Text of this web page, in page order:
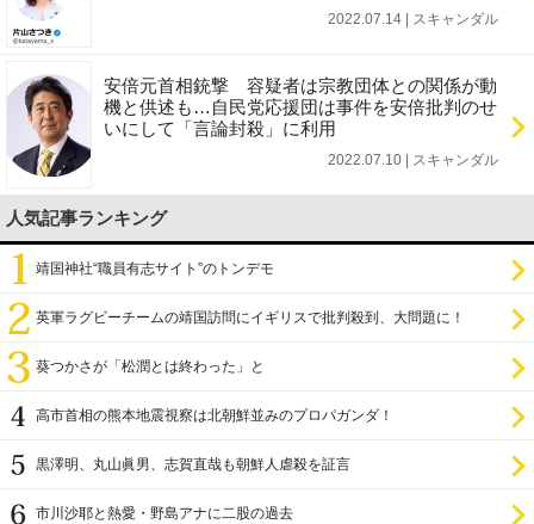
2022.07.14 | スキャンダル
安倍元首相銃撃 容疑者は宗教団体との関係が動
機と供述も…自民党応援団は事件を安倍批判のせ
いにして「言論封殺」に利用
2022.07.10 | スキャンダル
人気記事ランキング
靖国神社“職員有志サイト”のトンデモ
英軍ラグビーチームの靖国訪問にイギリスで批判殺到、大問題に！
葵つかさが「松潤とは終わった」と
高市首相の熊本地震視察は北朝鮮並みのプロパガンダ！
黒澤明、丸山眞男、志賀直哉も朝鮮人虐殺を証言
市川沙耶と熱愛・野島アナに二股の過去